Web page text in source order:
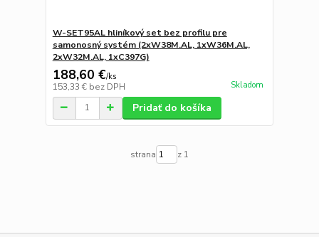
W-SET95AL hliníkový set bez profilu pre
samonosný systém (2xW38M.AL, 1xW36M.AL,
2xW32M.AL, 1xC397G)
188,60 €/ks
153,33 € bez DPH Skladom
Pridať do košíka
strana z 1